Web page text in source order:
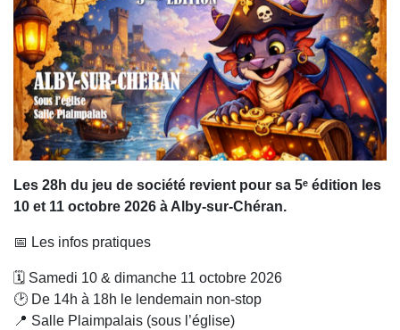
Les 28h du jeu de société revient pour sa 5ᵉ édition les
10 et 11 octobre 2026 à Alby-sur-Chéran.
📅 Les infos pratiques
🗓️ Samedi 10 & dimanche 11 octobre 2026
🕑 De 14h à 18h le lendemain non-stop
📍 Salle Plaimpalais (sous l’église)